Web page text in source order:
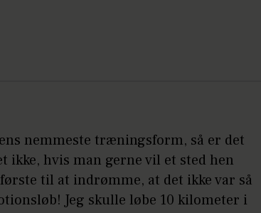
nemmeste træningsform, så er det
ikke, hvis man gerne vil et sted hen
til at indrømme, at det ikke var så
Jeg skulle løbe 10 kilometer i